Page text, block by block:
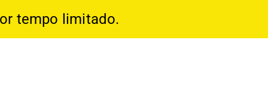
tempo limitado.